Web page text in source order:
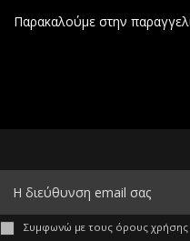
Παρακαλούμε στην
Συμφωνώ με τους όρους χρήσης